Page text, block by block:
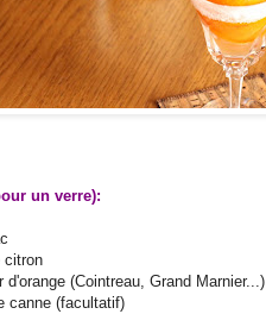
un verre):
citron
d'orange (Cointreau, Grand Marnier...)
canne (facultatif)